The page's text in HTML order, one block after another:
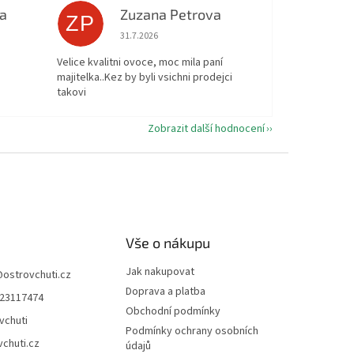
5 z 5 hvězdiček.ZP Zuzana Petrova
Hodnocení obchodu je 5 z 5 hvězdiček.
31.7.2026
Velice kvalitni ovoce, moc mila paní
majitelka..Kez by byli vsichni prodejci
takovi
Zobrazit další hodnocení
ostrovchuti.cz
Vše o nákupu
Jak nakupovat
Doprava a platba
Obchodní podmínky
Podmínky ochrany osobních
údajů